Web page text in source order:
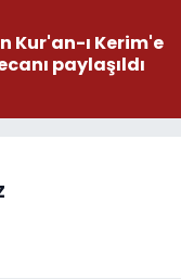
Kur'an-ı Kerim'e
paylaşıldı